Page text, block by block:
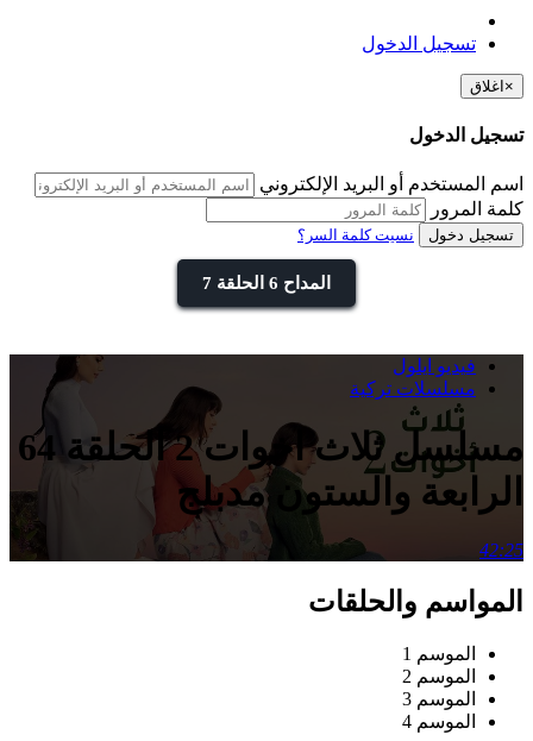
تسجيل الدخول
× اغلاق
تسجيل الدخول
اسم المستخدم أو البريد الإلكتروني
كلمة المرور
تسجيل دخول نسيت كلمة السر؟
المداح 6 الحلقة 7
فيديو ايلول
مسلسلات تركية
مسلسل ثلاث اخوات 2 الحلقة 64
الرابعة والستون مدبلج
42:25
المواسم والحلقات
الموسم 1
الموسم 2
الموسم 3
الموسم 4